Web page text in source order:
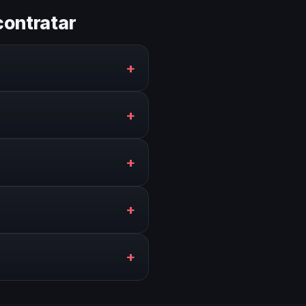
+
+
+
+
+